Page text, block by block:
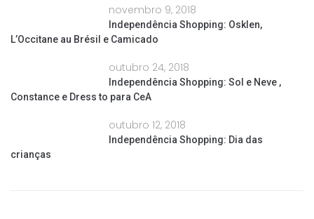
novembro 9, 2018
Independência Shopping: Osklen,
L’Occitane au Brésil e Camicado
outubro 24, 2018
Independência Shopping: Sol e Neve ,
Constance e Dress to para CeA
outubro 12, 2018
Independência Shopping: Dia das
crianças